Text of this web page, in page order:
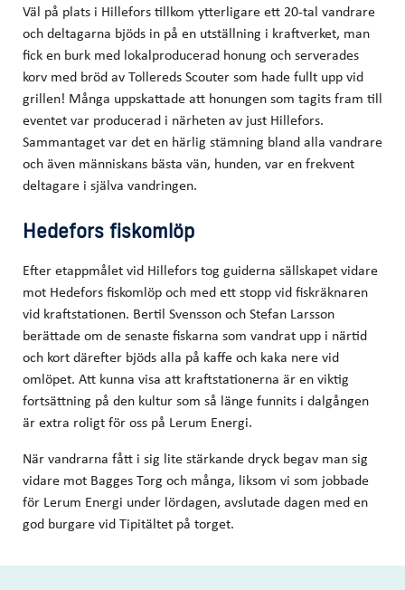
Väl på plats i Hillefors tillkom ytterligare ett 20-tal vandrare
och deltagarna bjöds in på en utställning i kraftverket, man
fick en burk med lokalproducerad honung och serverades
korv med bröd av Tollereds Scouter som hade fullt upp vid
grillen! Många uppskattade att honungen som tagits fram till
eventet var producerad i närheten av just Hillefors.
Sammantaget var det en härlig stämning bland alla vandrare
och även människans bästa vän, hunden, var en frekvent
deltagare i själva vandringen.
Hedefors fiskomlöp
Efter etappmålet vid Hillefors tog guiderna sällskapet vidare
mot Hedefors fiskomlöp och med ett stopp vid fiskräknaren
vid kraftstationen. Bertil Svensson och Stefan Larsson
berättade om de senaste fiskarna som vandrat upp i närtid
och kort därefter bjöds alla på kaffe och kaka nere vid
omlöpet. Att kunna visa att kraftstationerna är en viktig
fortsättning på den kultur som så länge funnits i dalgången
är extra roligt för oss på Lerum Energi.
När vandrarna fått i sig lite stärkande dryck begav man sig
vidare mot Bagges Torg och många, liksom vi som jobbade
för Lerum Energi under lördagen, avslutade dagen med en
god burgare vid Tipitältet på torget.